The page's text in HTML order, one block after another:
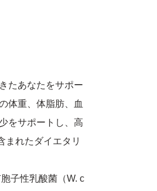
たあなたをサポー
体重、体脂肪、血
をサポートし、高
まれたダイエタリ
子性乳酸菌（W. c